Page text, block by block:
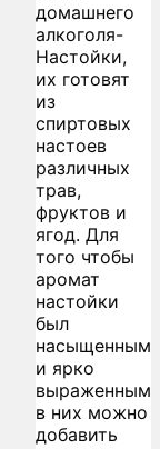
домашнего
алкоголя-
Настойки,
их готовят
из
спиртовых
настоев
различных
трав,
фруктов и
ягод. Для
того чтобы
аромат
настойки
был
насыщенным
и ярко
выраженным
в них можно
добавить